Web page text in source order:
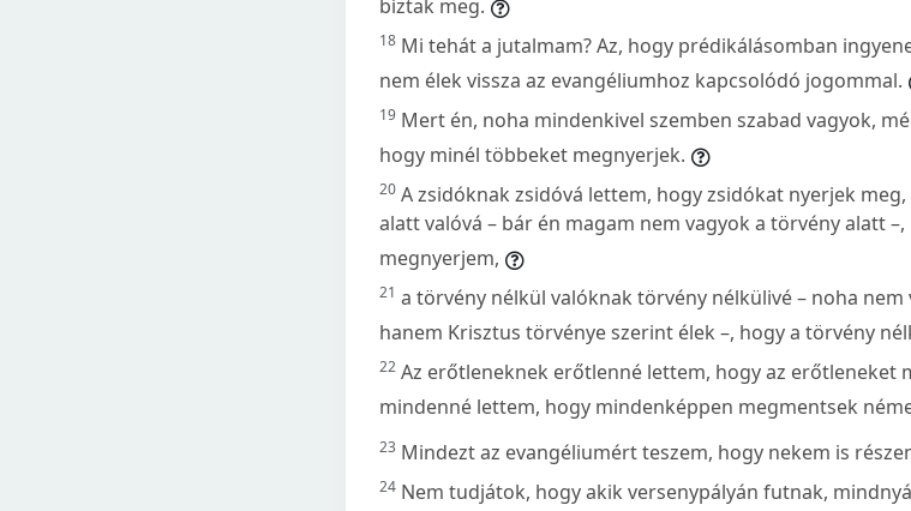
bíztak meg.
18 Mi tehát a jutalmam? Az, hogy prédikálásomban
nem élek vissza az evangéliumhoz kapcsolódó jogommal.
19 Mert én, noha mindenkivel szemben szabad vagyok,
hogy minél többeket megnyerjek.
20 A zsidóknak zsidóvá lettem, hogy zsidókat nyerjek
alatt valóvá – bár én magam nem vagyok a törvény alatt
megnyerjem,
21 a törvény nélkül valóknak törvény nélkülivé – noha
hanem Krisztus törvénye szerint élek –, hogy a törvény
22 Az erőtleneknek erőtlenné lettem, hogy az erőtleneket
mindenné lettem, hogy mindenképpen megmentsek
23 Mindezt az evangéliumért teszem, hogy nekem is
24 Nem tudjátok, hogy akik versenypályán futnak,